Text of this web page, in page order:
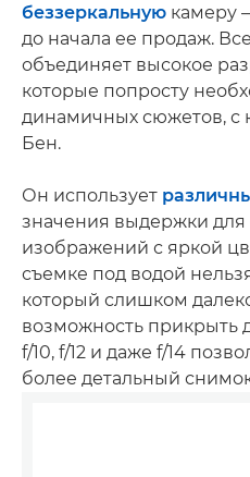
беззеркальную камеру
до начала ее продаж.
объединяет высокое
которые попросту
динамичных сюжетов, с
Бен.
Он использует
значения выдержки для
изображений с яркой
съемке под водой
который слишком
возможность прикрыть
f/10, f/12 и даже f/14
более детальный